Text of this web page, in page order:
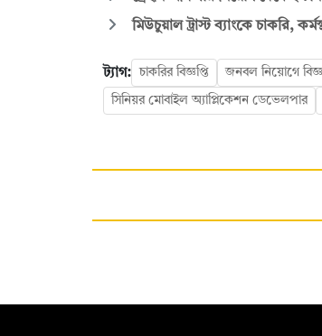
মিউচুয়াল ট্রাস্ট ব্যাংকে চাকরি,
ট্যাগ: চাকরির বিজ্ঞপ্তি জনবল নিয়োগে
সিনিয়র মোবাইল অ্যাপ্লিকেশন ডেভেলপার